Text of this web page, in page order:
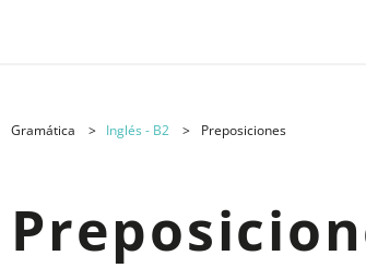
Gramática Inglés - B2 Preposiciones